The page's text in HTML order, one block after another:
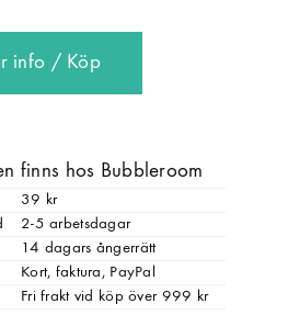
info / Köp
finns hos Bubbleroom
39 kr
2-5 arbetsdagar
14 dagars ångerrätt
Kort, faktura, PayPal
Fri frakt vid köp över 999 kr